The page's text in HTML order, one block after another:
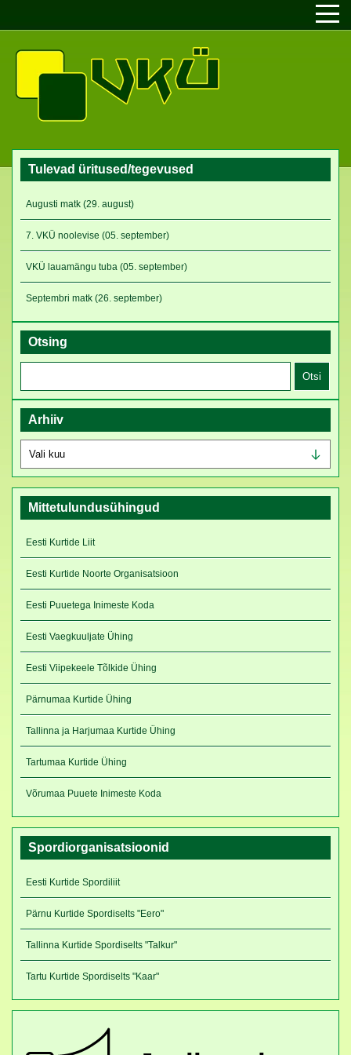
Tulevad üritused/tegevused
Augusti matk (29. august)
7. VKÜ noolevise (05. september)
VKÜ lauamängu tuba (05. september)
Septembri matk (26. september)
Otsing
Arhiiv
Arhiiv
Mittetulundusühingud
Eesti Kurtide Liit
Eesti Kurtide Noorte Organisatsioon
Eesti Puuetega Inimeste Koda
Eesti Vaegkuuljate Ühing
Eesti Viipekeele Tõlkide Ühing
Pärnumaa Kurtide Ühing
Tallinna ja Harjumaa Kurtide Ühing
Tartumaa Kurtide Ühing
Võrumaa Puuete Inimeste Koda
Spordiorganisatsioonid
Eesti Kurtide Spordiliit
Pärnu Kurtide Spordiselts "Eero"
Tallinna Kurtide Spordiselts "Talkur"
Tartu Kurtide Spordiselts "Kaar"